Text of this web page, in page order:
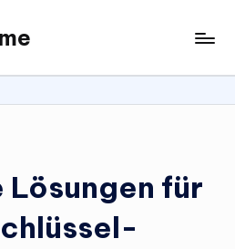
für